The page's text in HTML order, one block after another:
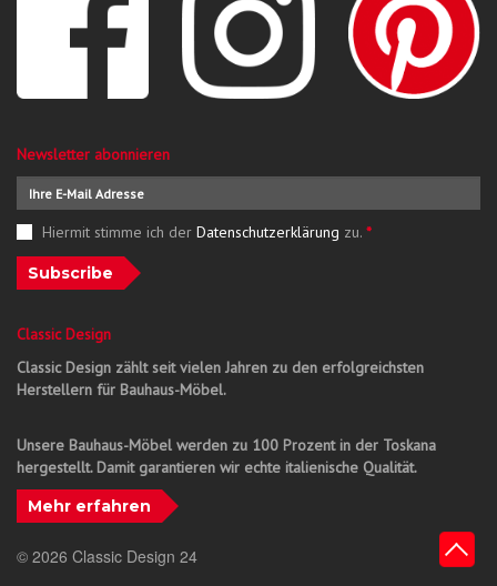
Newsletter abonnieren
Hiermit stimme ich der Datenschutzerklärung zu. *
Subscribe
Classic Design
Classic Design zählt seit vielen Jahren zu den erfolgreichsten
Herstellern für Bauhaus-Möbel.
Unsere Bauhaus-Möbel werden zu 100 Prozent in der Toskana
hergestellt. Damit garantieren wir echte italienische Qualität.
Mehr erfahren
© 2026 Classic Design 24